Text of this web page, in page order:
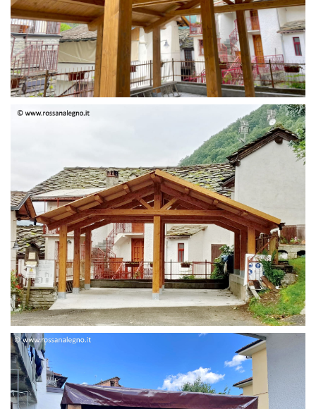
STRUTTURA IN ABETE LAMELLARE
STRUTTURA DUE FALDE